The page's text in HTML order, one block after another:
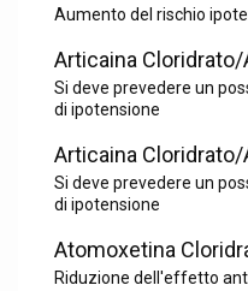
Aumento del rischio
Articaina Cloridrato/
Si deve prevedere un
di ipotensione
Articaina
Si deve prevedere un
di ipotensione
Atomoxetina
Riduzione dell'effetto